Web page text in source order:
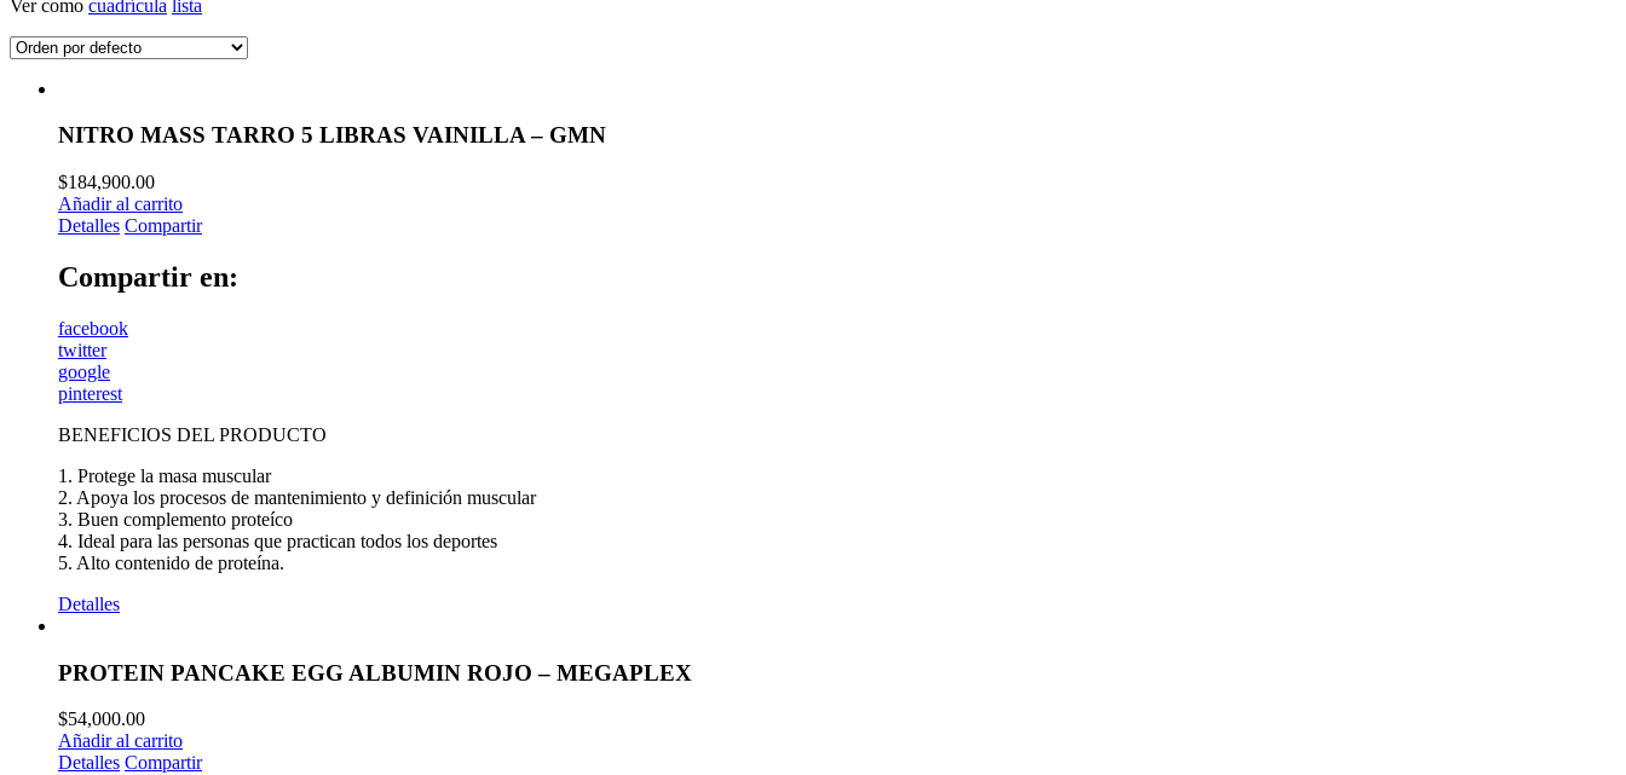
Ver como cuadrícula lista
NITRO MASS TARRO 5 LIBRAS VAINILLA – GMN
$184,900.00
Añadir al carrito
Detalles Compartir
Compartir en:
facebook
twitter
google
pinterest
BENEFICIOS DEL PRODUCTO
1. Protege la masa muscular
2. Apoya los procesos de mantenimiento y definición muscular
3. Buen complemento proteíco
4. Ideal para las personas que practican todos los deportes
5. Alto contenido de proteína.
Detalles
PROTEIN PANCAKE EGG ALBUMIN ROJO – MEGAPLEX
$54,000.00
Añadir al carrito
Detalles Compartir